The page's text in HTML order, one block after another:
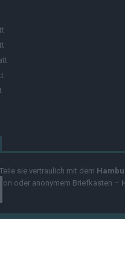
sie vertraulich mit dem
oder anonymem Briefkasten –